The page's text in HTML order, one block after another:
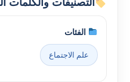
الفئات
علم الاجتماع